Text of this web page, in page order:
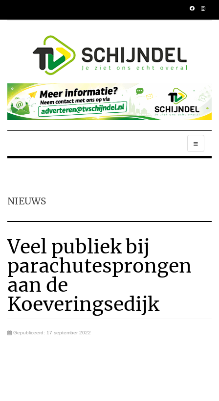
NIEUWS
Veel publiek bij
parachutesprongen
aan de
Koeveringsedijk
Gepubliceerd: 17 september 2022